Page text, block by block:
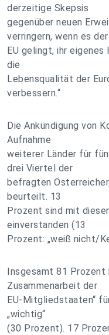
derzeitige Skepsis
gegenüber neuen
verringern, wenn es der
EU gelingt, ihr eigenes
die
Lebensqualität der
verbessern.“
Die Ankündigung von
Aufnahme
weiterer Länder für
drei Viertel der
befragten
beurteilt. 13
Prozent sind mit
einverstanden (13
Prozent: „weiß nicht/
Insgesamt 81 Prozent
Zusammenarbeit der
EU-Mitgliedstaaten“
„wichtig“
(30 Prozent). 17